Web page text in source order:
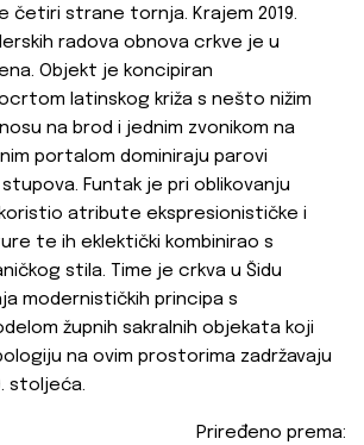
četiri strane tornja. Krajem 2019.
radova obnova crkve je u
Objekt je koncipiran
latinskog križa s nešto nižim
na brod i jednim zvonikom na
portalom dominiraju parovi
Funtak je pri oblikovanju
atribute ekspresionističke i
te ih eklektički kombinirao s
stila. Time je crkva u Šidu
modernističkih principa s
župnih sakralnih objekata koji
na ovim prostorima zadržavaju
stoljeća.
Priređeno prema: